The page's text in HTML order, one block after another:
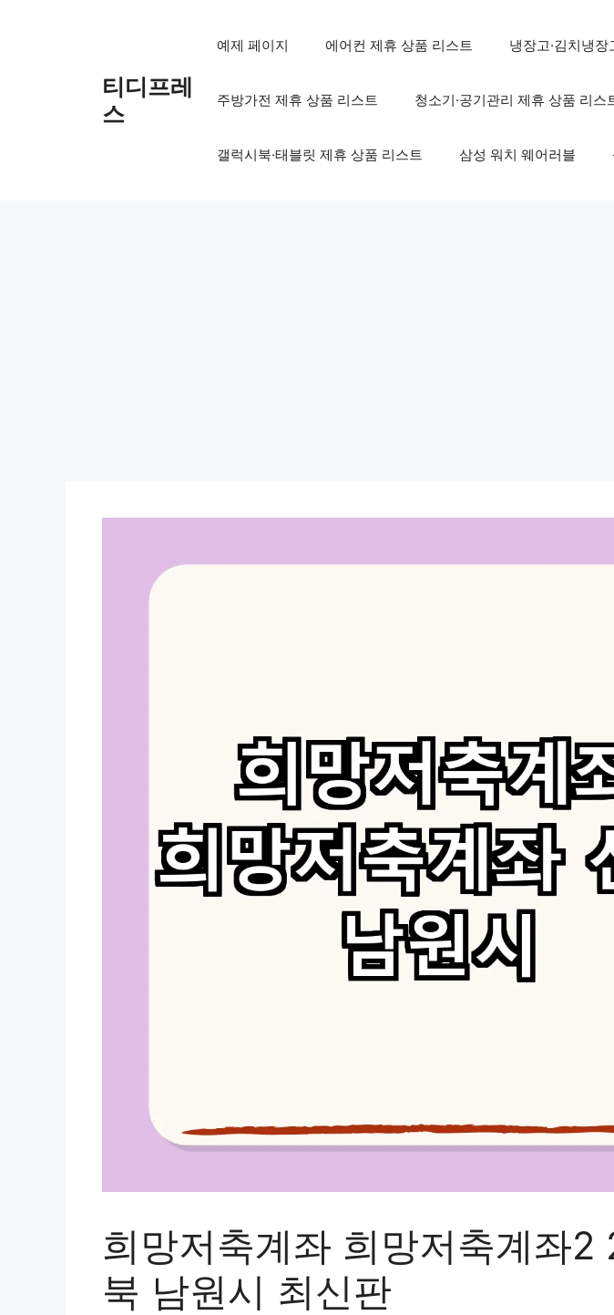
티디프레
스
예제 페이지 에어컨 제휴 상품 리스트 냉장고·김치냉
주방가전 제휴 상품 리스트 청소기·공기관리 제휴 상품 리스
갤럭시북·태블릿 제휴 상품 리스트 삼성 워치 웨어러블
희망저축계좌 희망저축계좌2
북 남원시 최신판